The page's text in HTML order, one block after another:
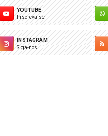
YOUTUBE
Inscreva-se
INSTAGRAM
Siga-nos